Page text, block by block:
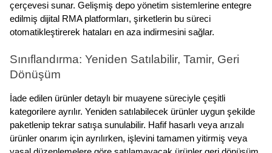
çerçevesi sunar. Gelişmiş depo yönetim sistemlerine entegre
edilmiş dijital RMA platformları, şirketlerin bu süreci
otomatikleştirerek hataları en aza indirmesini sağlar.
Sınıflandırma: Yeniden Satılabilir, Tamir, Geri
Dönüşüm
İade edilen ürünler detaylı bir muayene süreciyle çeşitli
kategorilere ayrılır. Yeniden satılabilecek ürünler uygun şekilde
paketlenip tekrar satışa sunulabilir. Hafif hasarlı veya arızalı
ürünler onarım için ayrılırken, işlevini tamamen yitirmiş veya